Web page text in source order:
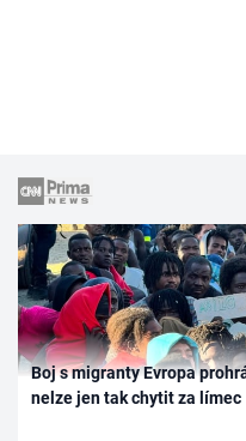
Boj s migranty Evropa
nelze jen tak chytit za límec